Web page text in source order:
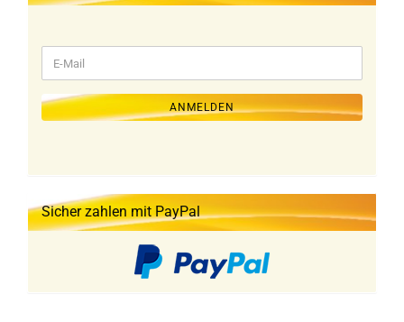
ZUR
ANMELDUNG
E-
Mail
ANMELDEN
Sicher zahlen mit PayPal